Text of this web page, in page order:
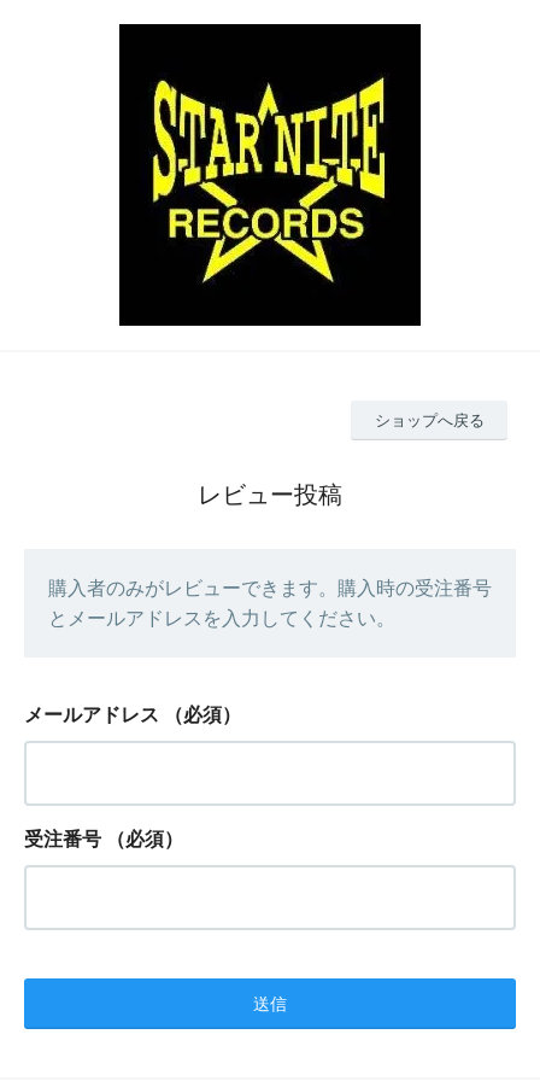
ショップへ戻る
レビュー投稿
購入者のみがレビューできます。購入時の受注番号
とメールアドレスを入力してください。
メールアドレス （必須）
受注番号 （必須）